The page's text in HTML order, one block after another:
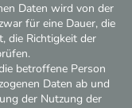
Daten wird von der
für eine Dauer, die
die Richtigkeit der
betroffene Person
Daten ab und
der Nutzung der